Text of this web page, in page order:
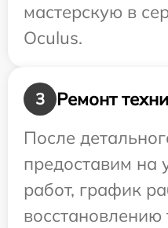
мастерскую в
Oculus.
3
Ремонт
После
предоставим на
работ, график
восстановлению